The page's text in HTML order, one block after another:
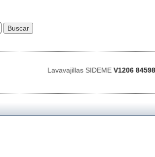
Lavavajillas SIDEME V1206